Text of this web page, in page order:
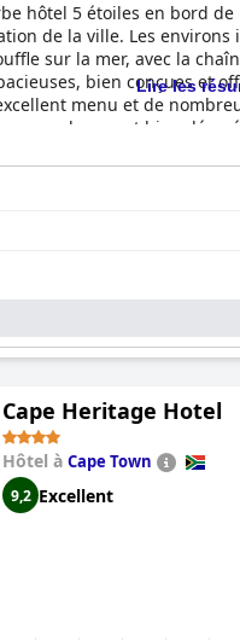
hôtel 5 étoiles en bord
de la ville. Les
sur la mer, avec la
bien conçues et
menu et de
modernes et bien
visiteurs. Le personnel
toit est un point fort pour
choix pour ceux
choses à faire. Dans
boutique, avec une
Lire les
Cape Heritage Hotel
Hôtel à Cape Town
9,2 Excellent